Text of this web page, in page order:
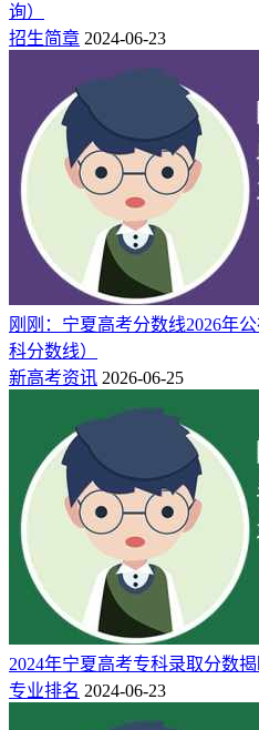
询）
招生简章 2024-06-23
刚刚：宁夏高考分数线2026年
科分数线）
新高考资讯 2026-06-25
2024年宁夏高考专科录取分数揭
专业排名 2024-06-23